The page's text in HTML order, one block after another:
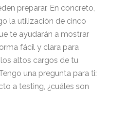
preparar. En concreto,
la utilización de cinco
te ayudarán a mostrar
fácil y clara para
altos cargos de tu
una pregunta para ti:
a testing, ¿cuáles son